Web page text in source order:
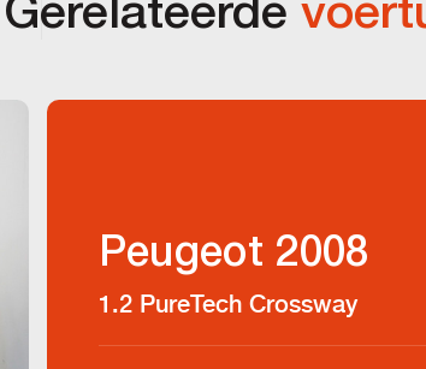
Gerelateerde
Peugeot 2008
1.2 PureTech Crossway